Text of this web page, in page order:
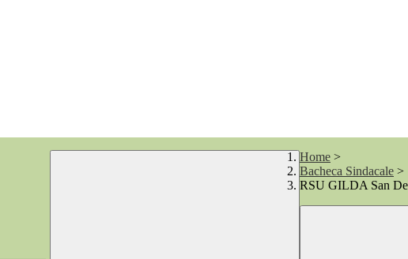
Home >
Bacheca Sindacale >
RSU GILDA San